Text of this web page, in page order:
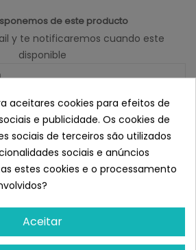
de este producto
y te notificaremos cuando este
disponible
Notificarme
Versele-Laga
Patee Para Todas
Aves
aceitares cookies para efeitos de
e publicidade. Os cookies de
sociais de terceiros são utilizados
sociais e anúncios
estes cookies e o processamento
Aceitar